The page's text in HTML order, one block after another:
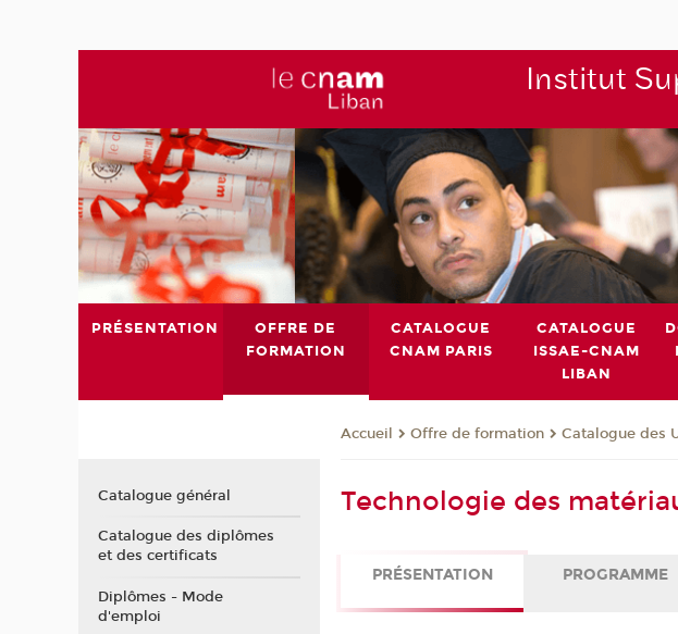
Institut
PRÉSENTATION
OFFRE DE
FORMATION
CATALOGUE
CNAM PARIS
CATALOGUE
ISSAE-CNAM
LIBAN
Accueil Offre de formation Catalogue des
Technologie des
PRÉSENTATION PROGRAMME
Catalogue général
Catalogue des diplômes
et des certificats
Diplômes - Mode
d'emploi